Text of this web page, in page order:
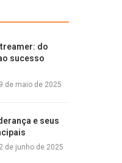
do
sucesso
9 de maio de 2025
e seus
2 de junho de 2025